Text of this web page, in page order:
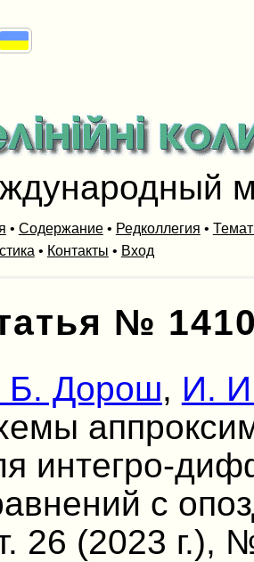
• Содержание• Редколлегия •
• Контакты • Вход
№
Б. Дорош, И.
интегро-
с
26 (2023 г.),